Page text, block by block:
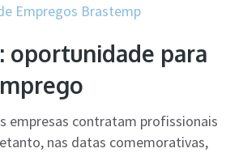
Empregos Brastemp
oportunidade para
empresas contratam profissionais
nas datas comemorativas,